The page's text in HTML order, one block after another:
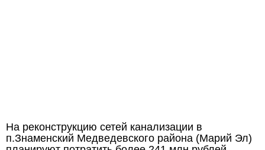
На реконструкцию сетей канализации в
п.Знаменский Медведевского района (Марий Эл)